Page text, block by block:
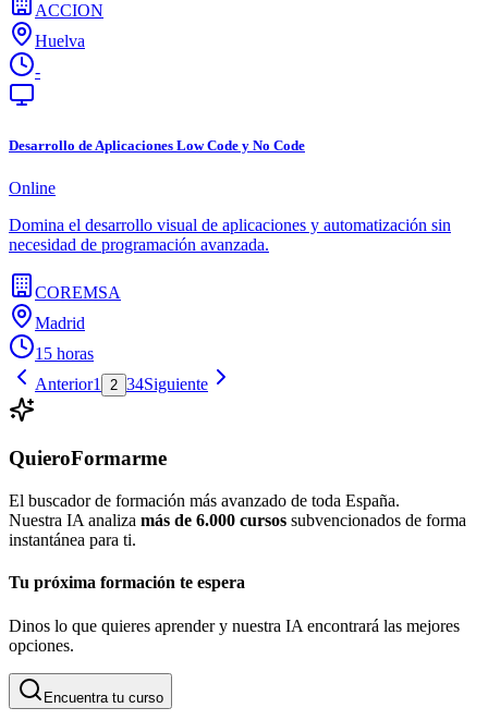
ACCION
Huelva
-
Desarrollo de Aplicaciones Low Code y No Code
Online
Domina el desarrollo visual de aplicaciones y automatización sin
necesidad de programación avanzada.
COREMSA
Madrid
15 horas
Anterior1 2 34Siguiente
QuieroFormarme
El buscador de formación más avanzado de toda España.
Nuestra IA analiza más de 6.000 cursos subvencionados de forma
instantánea para ti.
Tu próxima formación te espera
Dinos lo que quieres aprender y nuestra IA encontrará las mejores
opciones.
Encuentra tu curso